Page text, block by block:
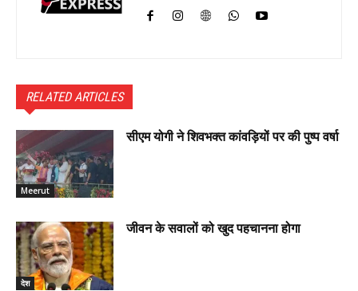
RELATED ARTICLES
Meerut
सीएम योगी ने शिवभक्त कांवड़ियों पर की पुष्प वर्षा
देश
जीवन के सवालों को खुद पहचानना होगा